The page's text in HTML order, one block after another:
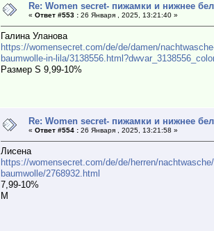
Re: Women secret- пижамки и нижнее
« Ответ #553 :26 Января , 2025, 13:21:40 »
Галина Уланова
https://womensecret.com/de/de/damen/
baumwolle-in-lila/
Размер S 9,99-10%
Re: Women secret- пижамки и нижнее
« Ответ #554 :26 Января , 2025, 13:21:58 »
Лисена
https://womensecret.com/de/de/herren/
baumwolle/2768932.html
7,99-10%
М